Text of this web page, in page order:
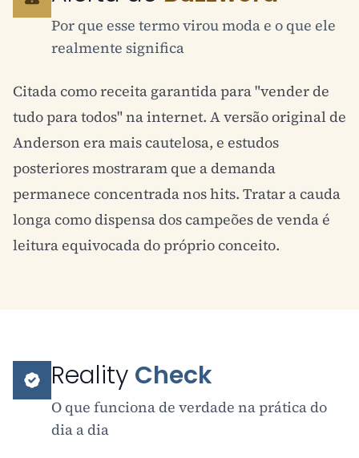
Por que esse termo virou moda e o que ele
realmente significa
Citada como receita garantida para "vender de
tudo para todos" na internet. A versão original de
Anderson era mais cautelosa, e estudos
posteriores mostraram que a demanda
permanece concentrada nos hits. Tratar a cauda
longa como dispensa dos campeões de venda é
leitura equivocada do próprio conceito.
Reality Check
O que funciona de verdade na prática do
dia a dia